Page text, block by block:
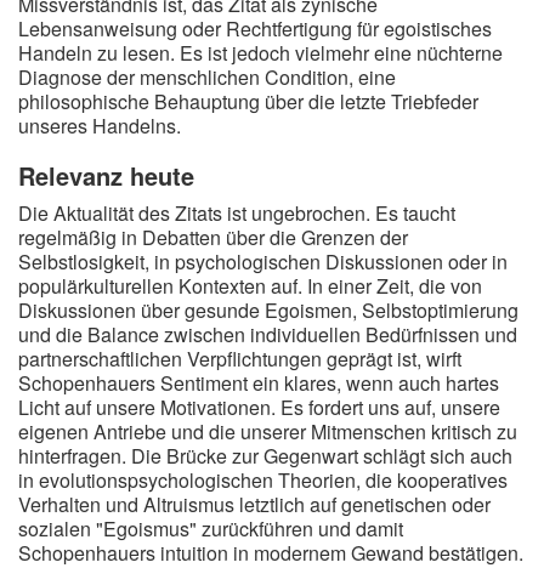
Lebensanweisung oder Rechtfertigung für egoistisches
Handeln zu lesen. Es ist jedoch vielmehr eine nüchterne
Diagnose der menschlichen Condition, eine
philosophische Behauptung über die letzte Triebfeder
unseres Handelns.
Relevanz heute
Die Aktualität des Zitats ist ungebrochen. Es taucht
regelmäßig in Debatten über die Grenzen der
Selbstlosigkeit, in psychologischen Diskussionen oder in
populärkulturellen Kontexten auf. In einer Zeit, die von
Diskussionen über gesunde Egoismen, Selbstoptimierung
und die Balance zwischen individuellen Bedürfnissen und
partnerschaftlichen Verpflichtungen geprägt ist, wirft
Schopenhauers Sentiment ein klares, wenn auch hartes
Licht auf unsere Motivationen. Es fordert uns auf, unsere
eigenen Antriebe und die unserer Mitmenschen kritisch zu
hinterfragen. Die Brücke zur Gegenwart schlägt sich auch
in evolutionspsychologischen Theorien, die kooperatives
Verhalten und Altruismus letztlich auf genetischen oder
sozialen "Egoismus" zurückführen und damit
Schopenhauers intuition in modernem Gewand bestätigen.